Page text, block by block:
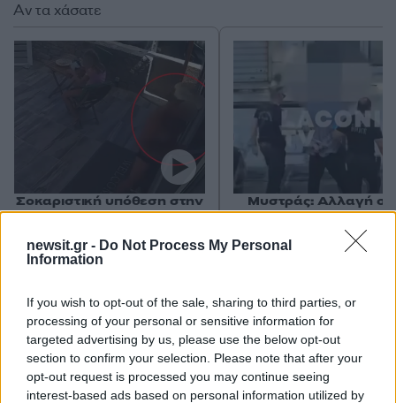
newsit.gr - Do Not Process My Personal
Information
If you wish to opt-out of the sale, sharing to third parties, or
processing of your personal or sensitive information for
targeted advertising by us, please use the below opt-out
section to confirm your selection. Please note that after your
opt-out request is processed you may continue seeing
interest-based ads based on personal information utilized by
Σχόλια
Αν τα χάσατε
Σοκαριστική υπόθεση στην
Κρήτη: Τουρίστας ρωτούσε
ασελγήσει σε 10χρονο
κορίτσι - Το παιδί καθόταν
επιχείρησης
Μυστράς: Αλλαγή
υπερασπιστική
55χρονου που έκρυψε
νεκρό πατέρα του
διαφωνία με την
του